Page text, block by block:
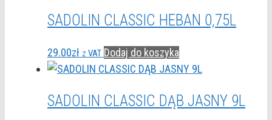
SADOLIN CLASSIC HEBAN 0,75L
29.00zł z VAT Dodaj do koszyka
SADOLIN CLASSIC DĄB JASNY 9L